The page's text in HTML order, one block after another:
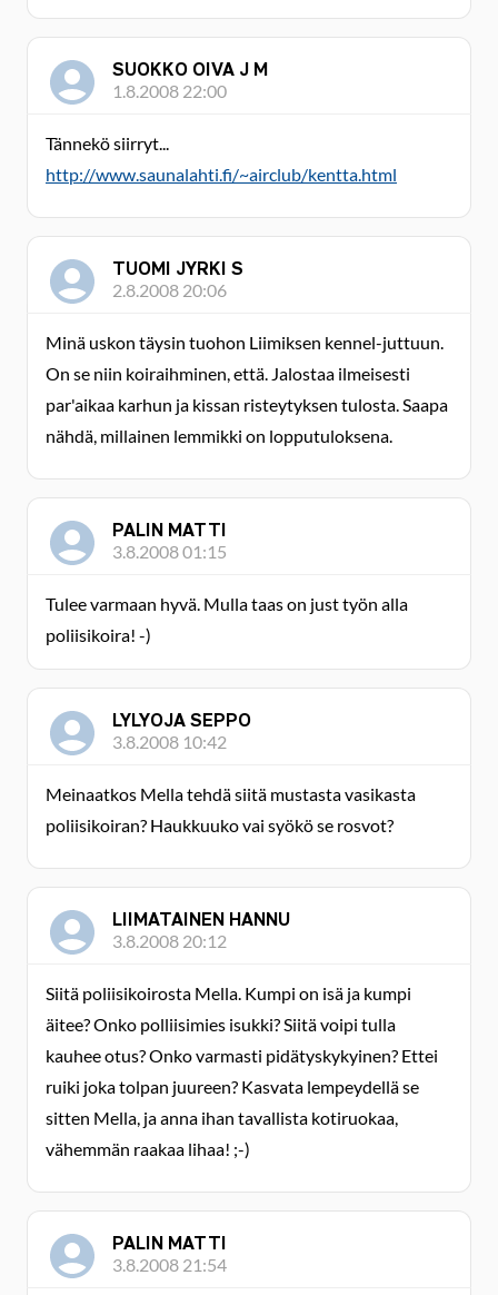
SUOKKO OIVA J M
1.8.2008 22:00
Tännekö siirryt...
http://www.saunalahti.fi/~airclub/kentta.html
TUOMI JYRKI S
2.8.2008 20:06
Minä uskon täysin tuohon Liimiksen kennel-juttuun.
On se niin koiraihminen, että. Jalostaa ilmeisesti
par'aikaa karhun ja kissan risteytyksen tulosta. Saapa
nähdä, millainen lemmikki on lopputuloksena.
PALIN MATTI
3.8.2008 01:15
Tulee varmaan hyvä. Mulla taas on just työn alla
poliisikoira! -)
LYLYOJA SEPPO
3.8.2008 10:42
Meinaatkos Mella tehdä siitä mustasta vasikasta
poliisikoiran? Haukkuuko vai syökö se rosvot?
LIIMATAINEN HANNU
3.8.2008 20:12
Siitä poliisikoirosta Mella. Kumpi on isä ja kumpi
äitee? Onko polliisimies isukki? Siitä voipi tulla
kauhee otus? Onko varmasti pidätyskykyinen? Ettei
ruiki joka tolpan juureen? Kasvata lempeydellä se
sitten Mella, ja anna ihan tavallista kotiruokaa,
vähemmän raakaa lihaa! ;-)
PALIN MATTI
3.8.2008 21:54